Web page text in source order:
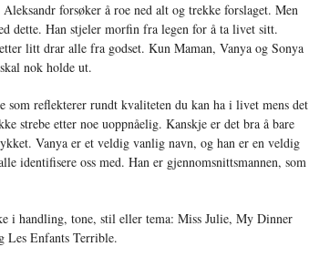
forsøker å roe ned alt og trekke forslaget. Men
dette. Han stjeler morfin fra legen for å ta livet sitt.
litt drar alle fra godset. Kun Maman, Vanya og Sonya
nok holde ut.
som reflekterer rundt kvaliteten du kan ha i livet mens det
strebe etter noe uoppnåelig. Kanskje er det bra å bare
Vanya er et veldig vanlig navn, og han er en veldig
identifisere oss med. Han er gjennomsnittsmannen, som
i handling, tone, stil eller tema: Miss Julie, My Dinner
Les Enfants Terrible.